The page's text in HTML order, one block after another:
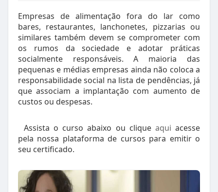
Empresas de alimentação fora do lar como
bares, restaurantes, lanchonetes, pizzarias ou
similares também devem se comprometer com
os rumos da sociedade e adotar práticas
socialmente responsáveis. A maioria das
pequenas e médias empresas ainda não coloca a
responsabilidade social na lista de pendências, já
que associam a implantação com aumento de
custos ou despesas.
⠀Assista o curso abaixo ou cliqueaqui acesse
pela nossa plataforma de cursos para emitir o
seu certificado.